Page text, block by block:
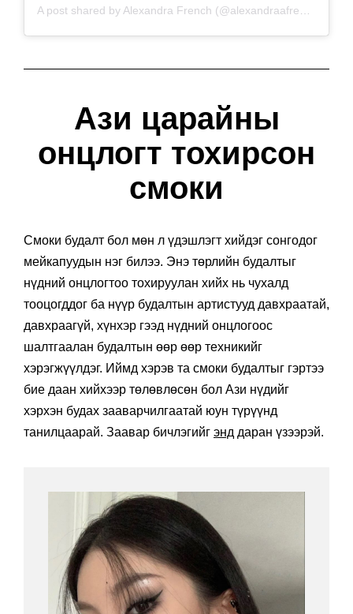
A post shared by Alexandra French (@alexandraafrench)
Ази царайны
онцлогт тохирсон
смоки
Смоки будалт бол мөн л үдэшлэгт хийдэг сонгодог
мейкапуудын нэг билээ. Энэ төрлийн будалтыг
нүдний онцлогтоо тохируулан хийх нь чухалд
тооцогддог ба нүүр будалтын артистууд давхраатай,
давхраагүй, хүнхэр гээд нүдний онцлогоос
шалтгаалан будалтын өөр өөр техникийг
хэрэгжүүлдэг. Иймд хэрэв та смоки будалтыг гэртээ
бие даан хийхээр төлөвлөсөн бол Ази нүдийг
хэрхэн будах зааварчилгаатай юун түрүүнд
танилцаарай. Заавар бичлэгийг энд даран үзээрэй.